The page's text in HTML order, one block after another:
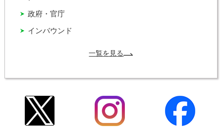
インバウンド
政府・官庁
一覧を見る